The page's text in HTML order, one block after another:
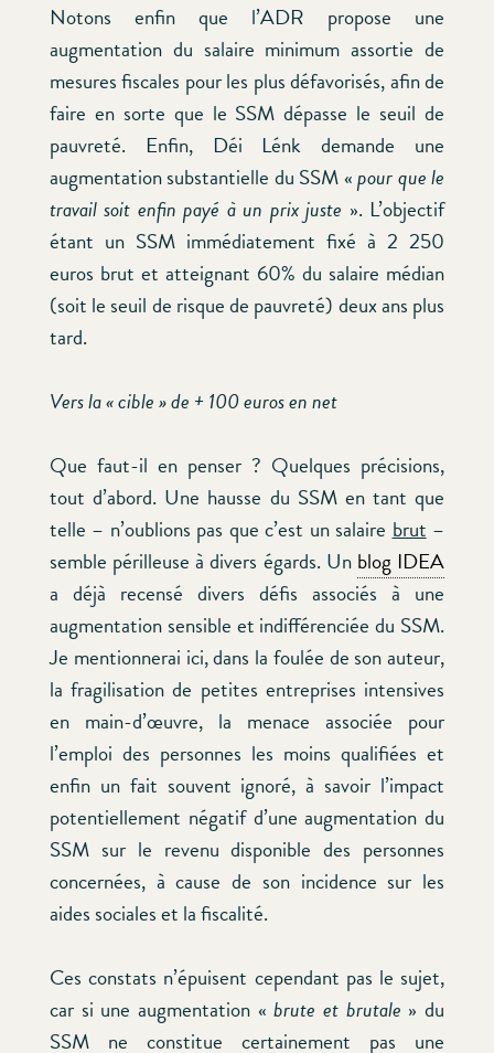
Notons enfin que l’ADR propose une
augmentation du salaire minimum assortie de
mesures fiscales pour les plus défavorisés, afin de
faire en sorte que le SSM dépasse le seuil de
pauvreté. Enfin, Déi Lénk demande une
augmentation substantielle du SSM «pour que le
travail soit enfin payé à un prix juste ». L’objectif
étant un SSM immédiatement fixé à 2 250
euros brut et atteignant 60% du salaire médian
(soit le seuil de risque de pauvreté) deux ans plus
tard.
Vers la « cible » de + 100 euros en net
Que faut-il en penser ? Quelques précisions,
tout d’abord. Une hausse du SSM en tant que
telle – n’oublions pas que c’est un salairebrut–
semble périlleuse à divers égards. Un blog IDEA
a déjà recensé divers défis associés à une
augmentation sensible et indifférenciée du SSM.
Je mentionnerai ici, dans la foulée de son auteur,
la fragilisation de petites entreprises intensives
en main-d’œuvre, la menace associée pour
l’emploi des personnes les moins qualifiées et
enfin un fait souvent ignoré, à savoir l’impact
potentiellement négatif d’une augmentation du
SSM sur le revenu disponible des personnes
concernées, à cause de son incidence sur les
aides sociales et la fiscalité.
Ces constats n’épuisent cependant pas le sujet,
car si une augmentation «brute et brutale » du
SSM ne constitue certainement pas une